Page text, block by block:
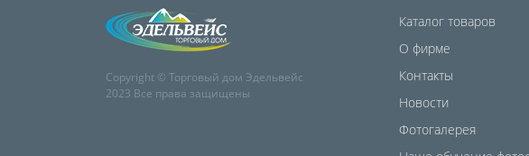
Copyright © Торговый дом Эдельвейс
2023 Все права защищены
Каталог товаров
О фирме
Контакты
Новости
Фотогалерея